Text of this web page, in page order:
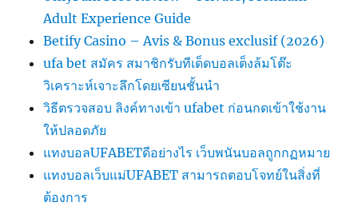
Adult Experience Guide
Betify Casino – Avis & Bonus exclusif (2026)
ufa bet สมัคร สมาชิกรับทีเด็ดบอลเต็งล้มโต๊ะ
วิเคราะห์เจาะลึกโดยเซียนชั้นนำ
วิธีตรวจสอบ ลิงค์ทางเข้า ufabet ก่อนกดเข้าใช้งาน
ให้ปลอดภัย
แทงบอลUFABETดีอย่างไร เว็บพนันบอลถูกกฏหมาย
แทงบอลเว็บแม่UFABET สามารถตอบโจทย์ในสิ่งที่
ต้องการ